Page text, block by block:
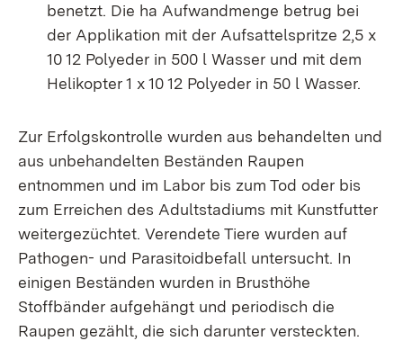
benetzt. Die ha Aufwandmenge betrug bei
der Applikation mit der Aufsattelspritze 2,5 x
10 12 Polyeder in 500 l Wasser und mit dem
Helikopter 1 x 10 12 Polyeder in 50 l Wasser.
Zur Erfolgskontrolle wurden aus behandelten und
aus unbehandelten Beständen Raupen
entnommen und im Labor bis zum Tod oder bis
zum Erreichen des Adultstadiums mit Kunstfutter
weitergezüchtet. Verendete Tiere wurden auf
Pathogen- und Parasitoidbefall untersucht. In
einigen Beständen wurden in Brusthöhe
Stoffbänder aufgehängt und periodisch die
Raupen gezählt, die sich darunter versteckten.